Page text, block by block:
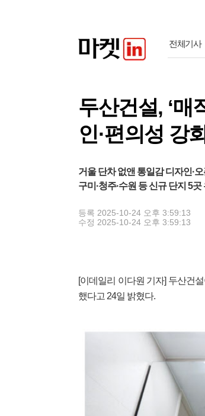
전체기사
두산건설, ‘
인·편의성 강
거울 단차 없앤 통일감 디자인·
구미·청주·수원 등 신규 단지 5
등록 2025-10-24 오후 3:59:13
수정 2025-10-24 오후 3:59:13
[이데일리 이다원 기자] 두산건
했다고 24일 밝혔다.